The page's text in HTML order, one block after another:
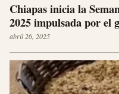
Chiapas inicia la
2025 impulsada por el
abril 26, 2025